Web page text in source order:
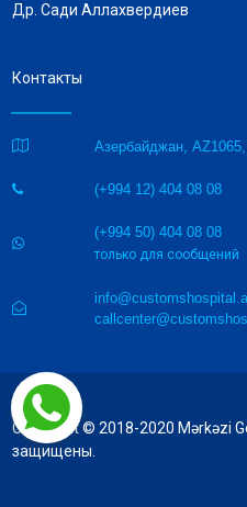
Др. Сади Аллахвердиев
Контакты
 Азербайджан,
 (+994 12) 404 08 08

(+994 50) 404 08 08
только для сообщений

Copyright © 2018-2020 Mərkəzi
защищены.